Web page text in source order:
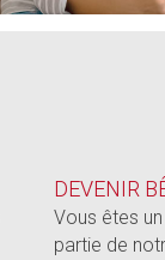
DEVENIR
Vous êtes
partie de